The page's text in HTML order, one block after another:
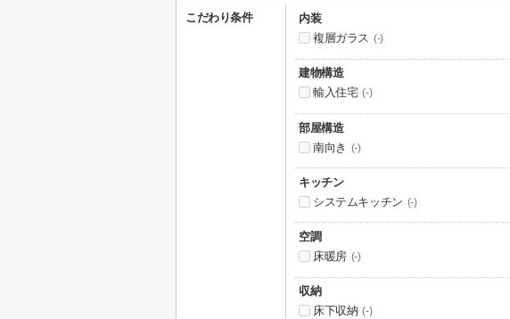
こだわり条件
内装
複層ガラス (-)
建物構造
輸入住宅 (-)
部屋構造
南向き
(-)
キッチン
システムキッチン (-)
空調
床暖房 (-)
収納
床下収納 (-)